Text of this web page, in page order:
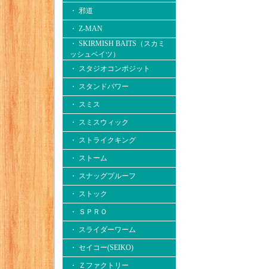
・ 邪道
・ Z-MAN
・ SKIRMISH BAITS（スカミ
ッシュベイツ）
・ スタジオコンポジット
・ スタンドパワー
・ スミス
・ スミスウィック
・ ストライクキング
・ ストーム
・ スナッグプルーフ
・ ストック
・ ＳＰＲＯ
・ スライダーワーム
・ セイコー(SEIKO)
・ Ｚファクトリー